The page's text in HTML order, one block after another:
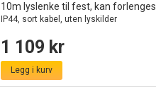
10m lyslenke til fest, kan forlenges
IP44, sort kabel, uten lyskilder
1 109 kr
Legg i kurv